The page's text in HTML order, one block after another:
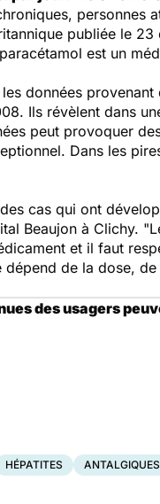
personnes
publiée le
est un
données
Ils révèlent dans
peut provoquer
Dans les
cas qui ont
Beaujon à Clichy.
et il faut
de la dose,
des usagers
HÉPATITES ANTALGIQUES